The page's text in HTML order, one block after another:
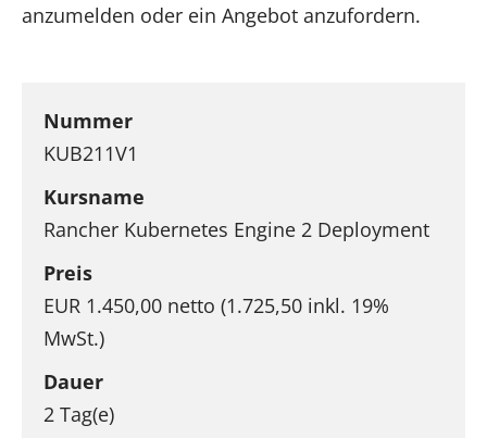
anzumelden oder ein Angebot anzufordern.
Nummer
KUB211V1
Kursname
Rancher Kubernetes Engine 2 Deployment
Preis
EUR 1.450,00 netto (1.725,50 inkl. 19%
MwSt.)
Dauer
2 Tag(e)